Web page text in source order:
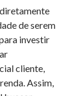
de serem
investir
cliente,
Assim,